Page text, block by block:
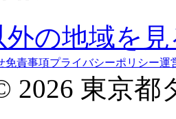
外の地域を
免責事項プライバシーポリシー運
2026 東京